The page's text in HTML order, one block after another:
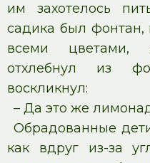
им захотелось
садика был фонтан,
всеми цветами,
отхлебнул из
воскликнул:
– Да это же
Обрадованные
как вдруг из-за